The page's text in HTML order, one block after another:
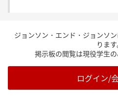
ジョンソン・エンド・ジョンソ
ります
掲示板の閲覧は現役学生の
ログイン/